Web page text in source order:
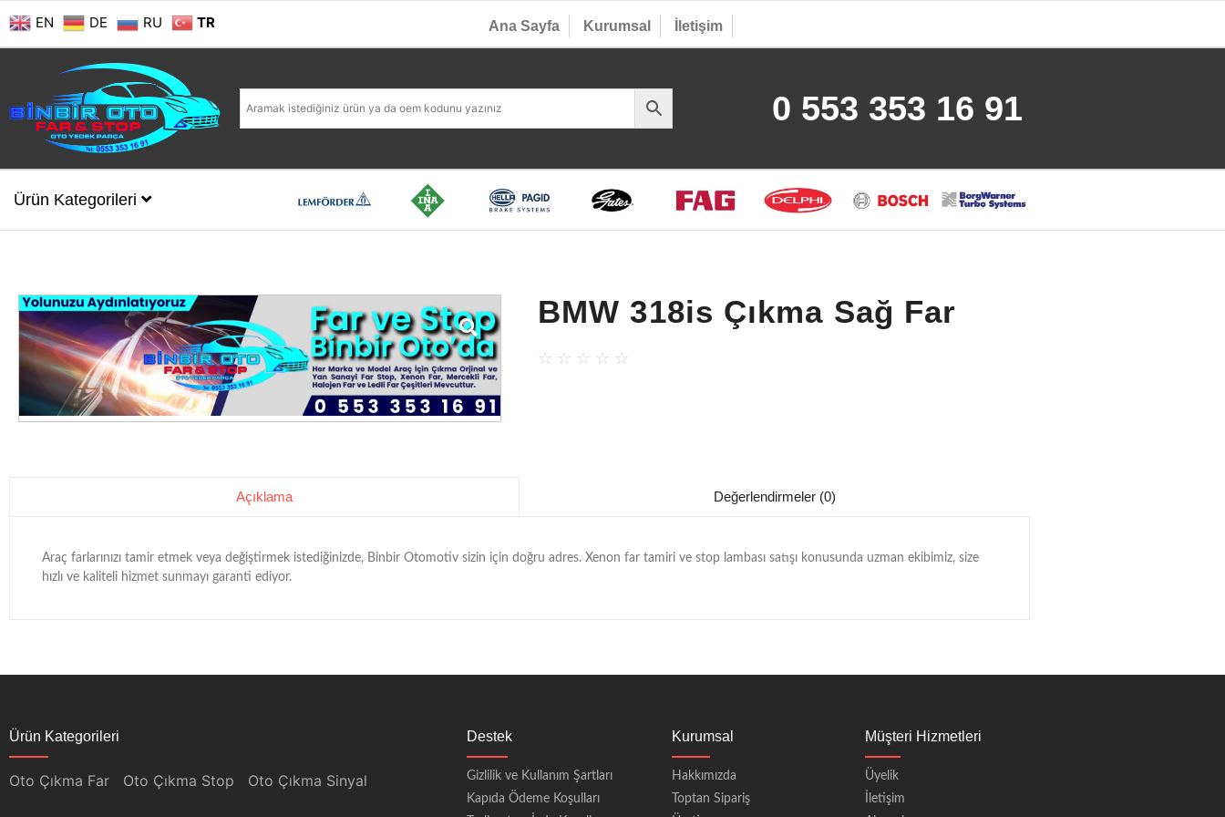
EN DE RU TR Ana Sayfa Kurumsal İletişim
0 553 353 16 91
Ürün Kategorileri
BMW 318is Çıkma Sağ Far
☆ ☆ ☆ ☆ ☆
Açıklama Değerlendirmeler (0)
Araç farlarınızı tamir etmek veya değiştirmek istediğinizde, Binbir Otomotiv sizin için doğru adres. Xenon far tamiri ve stop lambası satışı konusunda uzman ekibimiz, size
hızlı ve kaliteli hizmet sunmayı garanti ediyor.
Ürün Kategorileri
Oto Çıkma Far Oto Çıkma Stop Oto Çıkma Sinyal
Destek
Gizlilik ve Kullanım Şartları
Kapıda Ödeme Koşulları
Kurumsal
Hakkımızda
Toptan Sipariş
Müşteri Hizmetleri
Üyelik
İletişim